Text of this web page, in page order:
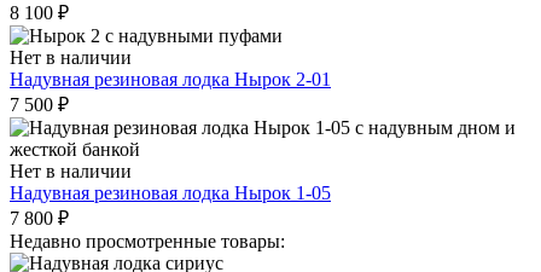
8 100 ₽
Нет в наличии
Надувная резиновая лодка Нырок 2-01
7 500 ₽
Нет в наличии
Надувная резиновая лодка Нырок 1-05
7 800 ₽
Недавно просмотренные товары: